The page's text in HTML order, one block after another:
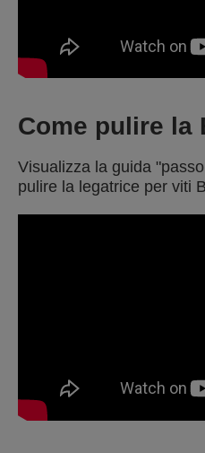
Come pulire la
Visualizza la guida
pulire la legatrice per viti